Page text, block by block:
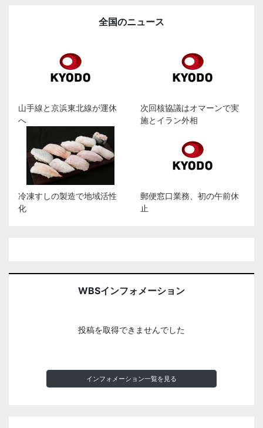
全国のニュース
山手線と京浜東北線が運休
へ
次回核協議はオマーンで実
施とイラン外相
冷凍すしの製造で地域活性
化
郵便窓口業務、初の午前休
止
WBSインフォメーション
投稿を取得できませんでした
インフォメーション一覧を見る